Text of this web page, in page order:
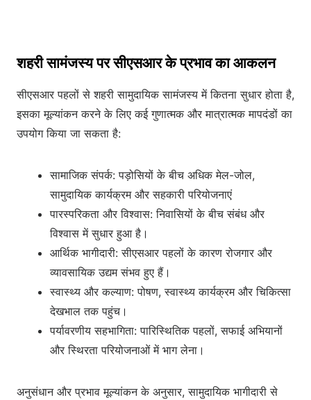
शहरी सामंजस्य पर सीएसआर के प्रभाव का आकलन
सीएसआर पहलों से शहरी सामुदायिक सामंजस्य में कितना सुधार होता है,
इसका मूल्यांकन करने के लिए कई गुणात्मक और मात्रात्मक मापदंडों का
उपयोग किया जा सकता है:
सामाजिक संपर्क: पड़ोसियों के बीच अधिक मेल-जोल,
सामुदायिक कार्यक्रम और सहकारी परियोजनाएं
पारस्परिकता और विश्वास: निवासियों के बीच संबंध और
विश्वास में सुधार हुआ है।
आर्थिक भागीदारी: सीएसआर पहलों के कारण रोजगार और
व्यावसायिक उद्यम संभव हुए हैं।
स्वास्थ्य और कल्याण: पोषण, स्वास्थ्य कार्यक्रम और चिकित्सा
देखभाल तक पहुंच।
पर्यावरणीय सहभागिता: पारिस्थितिक पहलों, सफाई अभियानों
और स्थिरता परियोजनाओं में भाग लेना।
अनुसंधान और प्रभाव मूल्यांकन के अनुसार, सामुदायिक भागीदारी से